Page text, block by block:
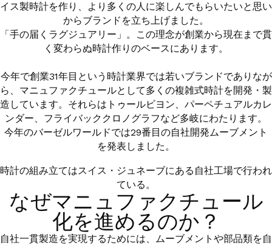
イス製時計を作り、より多くの人に楽しんでもらいたいと思い
からブランドを立ち上げました。
「手の届くラグジュアリー」。この理念が創業から現在まで貫
く変わらぬ時計作りのベースにあります。
今年で創業31年目という時計業界では若いブランドでありなが
ら、マニュファクチュールとして多くの複雑式時計を開発・製
造しています。それらはトゥールビヨン、パーペチュアルカレ
ンダー、フライバッククロノグラフなど多岐にわたります。
今年のバーゼルワールドでは29番目の自社開発ムーブメント
を発表しました。
時計の組み立てはスイス・ジュネーブにある自社工場で行われ
ている。
なぜマニュファクチュール
化を進めるのか？
自社一貫製造を実現するためには、ムーブメントや部品類を自